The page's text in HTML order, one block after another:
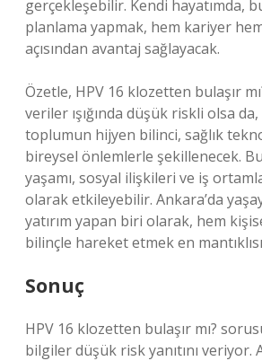
gerçekleşebilir. Kendi hayatımda,
planlama yapmak, hem kariyer
açısından avantaj sağlayacak.
Özetle, HPV 16 klozetten bulaşır
veriler ışığında düşük riskli olsa
toplumun hijyen bilinci, sağlık
bireysel önlemlerle şekillenecek.
yaşamı, sosyal ilişkileri ve iş
olarak etkileyebilir. Ankara’da
yatırım yapan biri olarak, hem
bilinçle hareket etmek en
Sonuç
HPV 16 klozetten bulaşır mı?
bilgiler düşük risk yanıtını veriyor.